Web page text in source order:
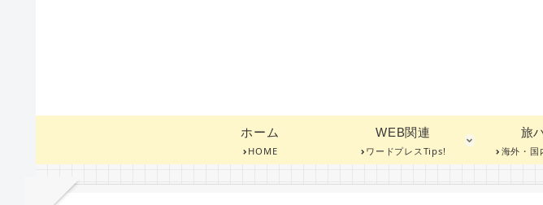
ホーム
HOME
WEB関連
ワードプレスTips!
旅
海外・国